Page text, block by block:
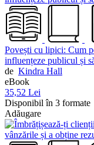
Povești cu lipici: Cum
influențeze publicul și
de Kindra Hall
eBook
35,52 Lei
Disponibil în 3 formate
Adăugare